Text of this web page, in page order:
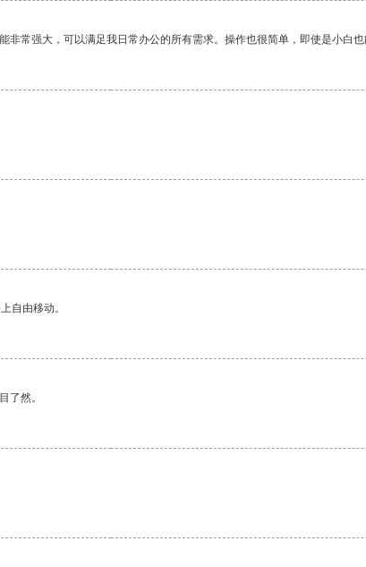
常强大，可以满足我日常办公的所有需求。操作也很简单，即使是小白也
自由移动。
了然。